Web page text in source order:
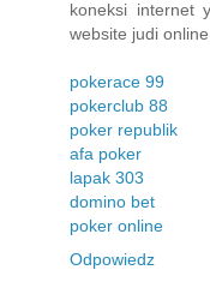
koneksi internet
website judi
pokerace 99
pokerclub 88
poker republik
afa poker
lapak 303
domino bet
poker online
Odpowiedz